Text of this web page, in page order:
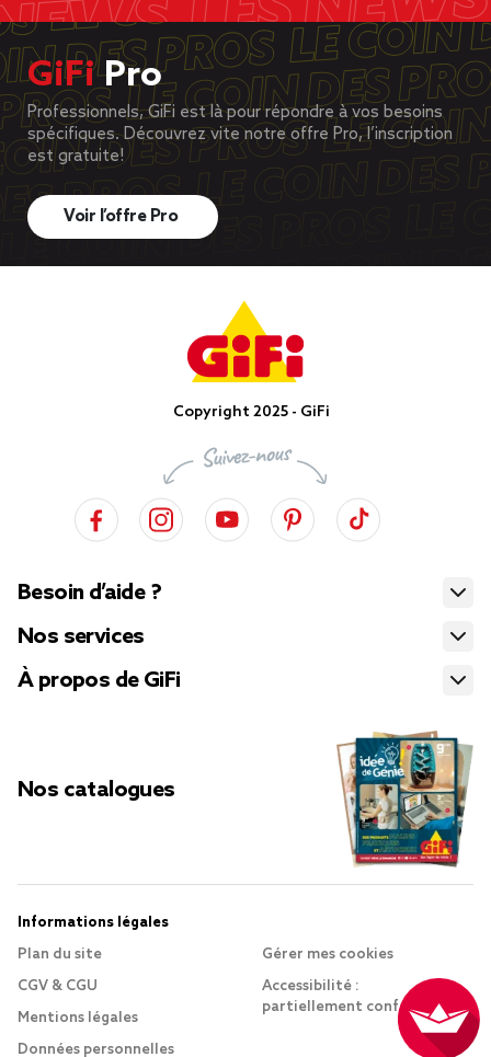
GiFiPro
Professionnels, GiFi est là pour répondre à vos besoins
spécifiques. Découvrez vite notre offre Pro, l’inscription
est gratuite!
Voir l’offre Pro
Copyright 2025 - GiFi
Besoin d’aide ?
Nos services
À propos de GiFi
Nos catalogues
Informations légales
Plan du site
CGV & CGU
Mentions légales
Données personnelles
Gérer mes cookies
Accessibilité :
partiellement conforme